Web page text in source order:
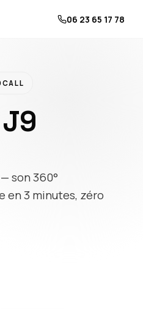
06 23 65 17 78
J9
son 360°
en 3 minutes, zéro